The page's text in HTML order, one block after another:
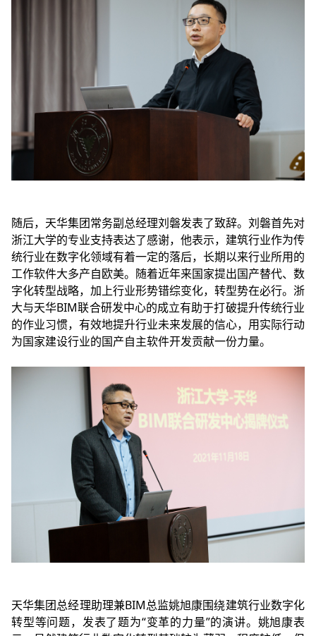
随后，天华集团常务副总经理刘磐发表了致辞。刘磐首先对
浙江大学的专业支持表达了感谢，他表示，建筑行业作为传
统行业在数字化领域有着一定的落后，长期以来行业所用的
工作软件大多产自欧美。随着近年来国家提出国产替代、数
字化转型战略，加上行业形势错综变化，转型势在必行。浙
大与天华BIM联合研发中心的成立有助于打破提升传统行业
的作业习惯，有效地提升行业未来发展的信心，用实际行动
为国家建设行业的国产自主软件开发贡献一份力量。
天华集团总经理助理兼BIM总监姚旭康围绕建筑行业数字化
转型等问题，发表了题为“变革的力量”的演讲。姚旭康表